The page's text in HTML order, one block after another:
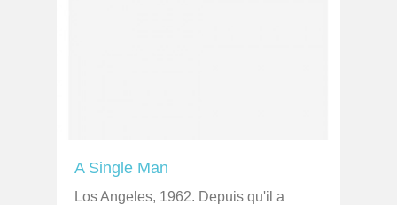
A Single Man
Los Angeles, 1962. Depuis qu'il a